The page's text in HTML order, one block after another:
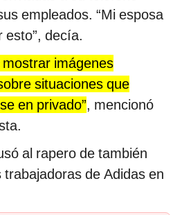
empleados. “Mi esposa
esto”, decía.
imágenes
situaciones que
en privado”, mencionó
al rapero de también
de Adidas en